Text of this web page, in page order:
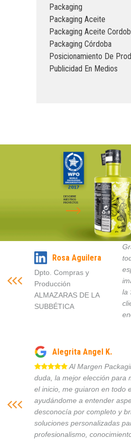
Packaging
Packaging Aceite
Packaging Aceite
Packaging Córdoba
Posicionamiento De
Publicidad En Medios
DESCUBRE
NUESTROS
PROYECTOS
Rosa Aguilera
Dpto. Compras y
Producción
ALMAZARAS DE LA
SUBBÉTICA
la
Alegrita Angel K.
Al Margen
duda, la mejor elección para
el inicio, me guiaron en todo
ayudándome a entender
desconocía por completo y
soluciones personalizadas
profesionalismo,